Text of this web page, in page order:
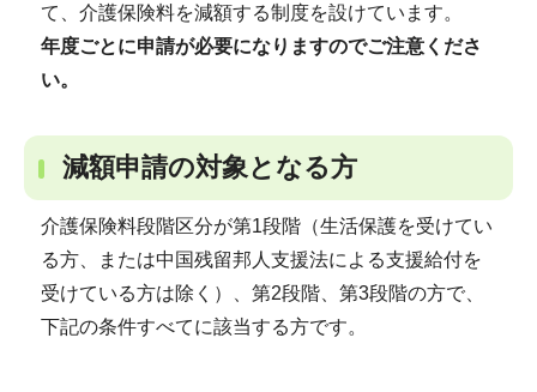
て、介護保険料を減額する制度を設けています。
年度ごとに申請が必要になりますのでご注意くださ
い。
減額申請の対象となる方
介護保険料段階区分が第1段階（生活保護を受けてい
る方、または中国残留邦人支援法による支援給付を
受けている方は除く）、第2段階、第3段階の方で、
下記の条件すべてに該当する方です。